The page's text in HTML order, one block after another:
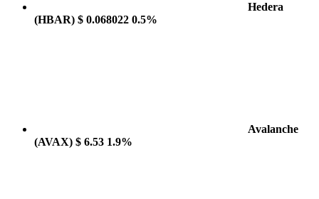
Hedera
(HBAR) $ 0.068022 0.5%
Avalanche
(AVAX) $ 6.53 1.9%